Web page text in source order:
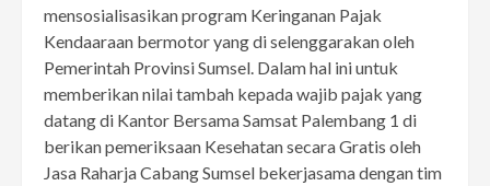
mensosialisasikan program Keringanan Pajak
Kendaaraan bermotor yang di selenggarakan oleh
Pemerintah Provinsi Sumsel. Dalam hal ini untuk
memberikan nilai tambah kepada wajib pajak yang
datang di Kantor Bersama Samsat Palembang 1 di
berikan pemeriksaan Kesehatan secara Gratis oleh
Jasa Raharja Cabang Sumsel bekerjasama dengan tim